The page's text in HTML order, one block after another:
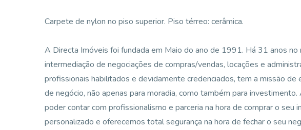
Carpete de nylon no piso superior. Piso térreo: cerâmica.
A Directa Imóveis foi fundada em Maio do ano de 1991. Há 31 anos no
intermediação de negociações de compras/vendas, locações e
profissionais habilitados e devidamente credenciados, tem a missão
de negócio, não apenas para moradia, como também para
poder contar com profissionalismo e parceria na hora de comprar o seu
personalizado e oferecemos total segurança na hora de fechar o seu